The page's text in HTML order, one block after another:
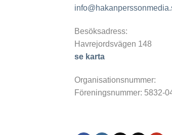
Besöksadress:
Havrejordsvägen 148
se karta
Organisationsnummer:
Föreningsnummer: 5832-